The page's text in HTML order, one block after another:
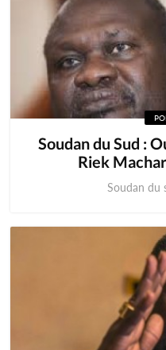
Soudan du Sud :
Riek
Soudan du